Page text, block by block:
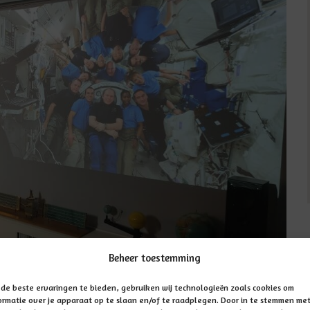
Beheer toestemming
de beste ervaringen te bieden, gebruiken wij technologieën zoals cookies om
over je apparaat op te slaan en/of te raadplegen. Door in te stemmen met
lancering van de onderzoekswedstrijd die, in